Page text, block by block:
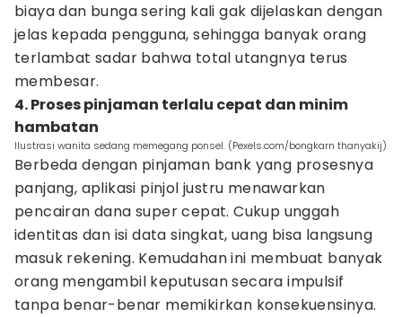
biaya dan bunga sering kali gak dijelaskan dengan
jelas kepada pengguna, sehingga banyak orang
terlambat sadar bahwa total utangnya terus
membesar.
4. Proses pinjaman terlalu cepat dan minim
hambatan
Ilustrasi wanita sedang memegang ponsel. (Pexels.com/bongkarn thanyakij)
Berbeda dengan pinjaman bank yang prosesnya
panjang, aplikasi pinjol justru menawarkan
pencairan dana super cepat. Cukup unggah
identitas dan isi data singkat, uang bisa langsung
masuk rekening. Kemudahan ini membuat banyak
orang mengambil keputusan secara impulsif
tanpa benar-benar memikirkan konsekuensinya.